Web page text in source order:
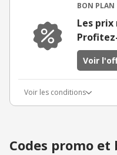
BON PLAN
Les
Voir
Voir les conditions
Codes promo et